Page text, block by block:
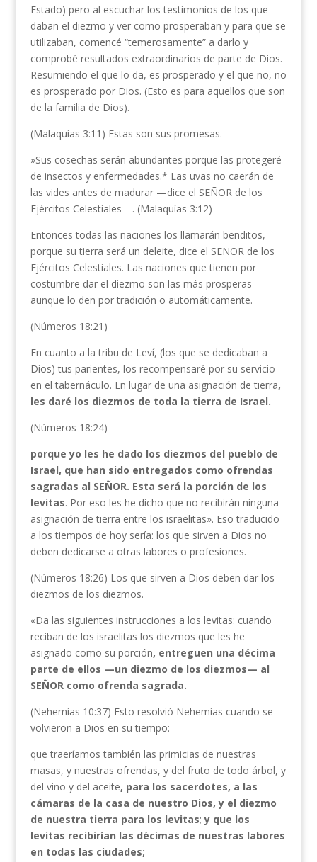
Estado) pero al escuchar los testimonios de los que
daban el diezmo y ver como prosperaban y para que se
utilizaban, comencé “temerosamente” a darlo y
comprobé resultados extraordinarios de parte de Dios.
Resumiendo el que lo da, es prosperado y el que no, no
es prosperado por Dios. (Esto es para aquellos que son
de la familia de Dios).
(Malaquías 3:11) Estas son sus promesas.
»Sus cosechas serán abundantes porque las protegeré
de insectos y enfermedades.* Las uvas no caerán de
las vides antes de madurar —dice el SEÑOR de los
Ejércitos Celestiales—. (Malaquías 3:12)
Entonces todas las naciones los llamarán benditos,
porque su tierra será un deleite, dice el SEÑOR de los
Ejércitos Celestiales. Las naciones que tienen por
costumbre dar el diezmo son las más prosperas
aunque lo den por tradición o automáticamente.
(Números 18:21)
En cuanto a la tribu de Leví, (los que se dedicaban a
Dios) tus parientes, los recompensaré por su servicio
en el tabernáculo. En lugar de una asignación de tierra,
les daré los diezmos de toda la tierra de Israel.
(Números 18:24)
porque yo les he dado los diezmos del pueblo de
Israel, que han sido entregados como ofrendas
sagradas al SEÑOR. Esta será la porción de los
levitas. Por eso les he dicho que no recibirán ninguna
asignación de tierra entre los israelitas». Eso traducido
a los tiempos de hoy sería: los que sirven a Dios no
deben dedicarse a otras labores o profesiones.
(Números 18:26) Los que sirven a Dios deben dar los
diezmos de los diezmos.
«Da las siguientes instrucciones a los levitas: cuando
reciban de los israelitas los diezmos que les he
asignado como su porción, entreguen una décima
parte de ellos —un diezmo de los diezmos— al
SEÑOR como ofrenda sagrada.
(Nehemías 10:37) Esto resolvió Nehemías cuando se
volvieron a Dios en su tiempo:
que traeríamos también las primicias de nuestras
masas, y nuestras ofrendas, y del fruto de todo árbol, y
del vino y del aceite, para los sacerdotes, a las
cámaras de la casa de nuestro Dios, y el diezmo
de nuestra tierra para los levitas;y que los
levitas recibirían las décimas de nuestras labores
en todas las ciudades;